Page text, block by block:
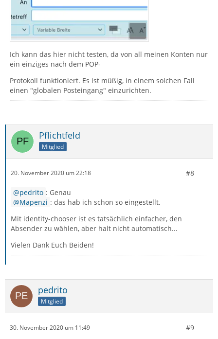
Ich kann das hier nicht testen, da von all meinen Konten nur
ein einziges nach dem POP-
Protokoll funktioniert. Es ist müßig, in einem solchen Fall
einen "globalen Posteingang" einzurichten.
Pflichtfeld
Mitglied
20. November 2020 um 22:18 #8
pedrito : Genau
Mapenzi : das hab ich schon so eingestellt.
Mit identity-chooser ist es tatsächlich einfacher, den
Absender zu wählen, aber halt nicht automatisch...
Vielen Dank Euch Beiden!
pedrito
Mitglied
30. November 2020 um 11:49 #9